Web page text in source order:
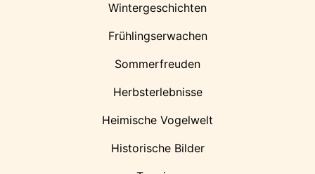
Wintergeschichten
Frühlingserwachen
Sommerfreuden
Herbsterlebnisse
Heimische Vogelwelt
Historische Bilder